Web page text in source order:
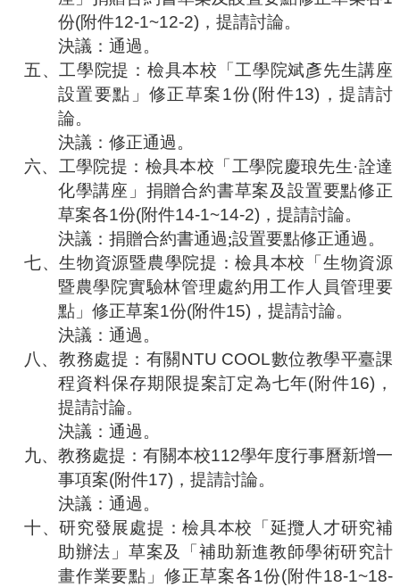
份(附件12-1~12-2) ，提請討論。
決議：通過。
五、 工學院提：檢具本校「工學院斌彥先生講座
設置要點」修正草案1份(附件13) ，提請討
論。
決議：修正通過。
六、 工學院提：檢具本校「工學院慶琅先生·詮達
化學講座」捐贈合約書草案及設置要點修正
草案各1份(附件14-1~14-2) ，提請討論。
決議：捐贈合約書通過;設置要點修正通過。
七、生物資源暨農學院提：檢具本校「生物資源
暨農學院實驗林管理處約用工作人員管理要
點」修正草案1份(附件15) ，提請討論。
決議：通過。
八、教務處提：有關NTU COOL數位教學平臺課
程資料保存期限提案訂定為七年(附件16) ，
提請討論。
決議：通過。
九、 教務處提：有關本校112學年度行事曆新增一
事項案(附件17) ，提請討論。
決議：通過。
十、研究發展處提：檢具本校「延攬人才研究補
助辦法」草案及「補助新進教師學術研究計
畫作業要點」修正草案各1份(附件18-1~18-